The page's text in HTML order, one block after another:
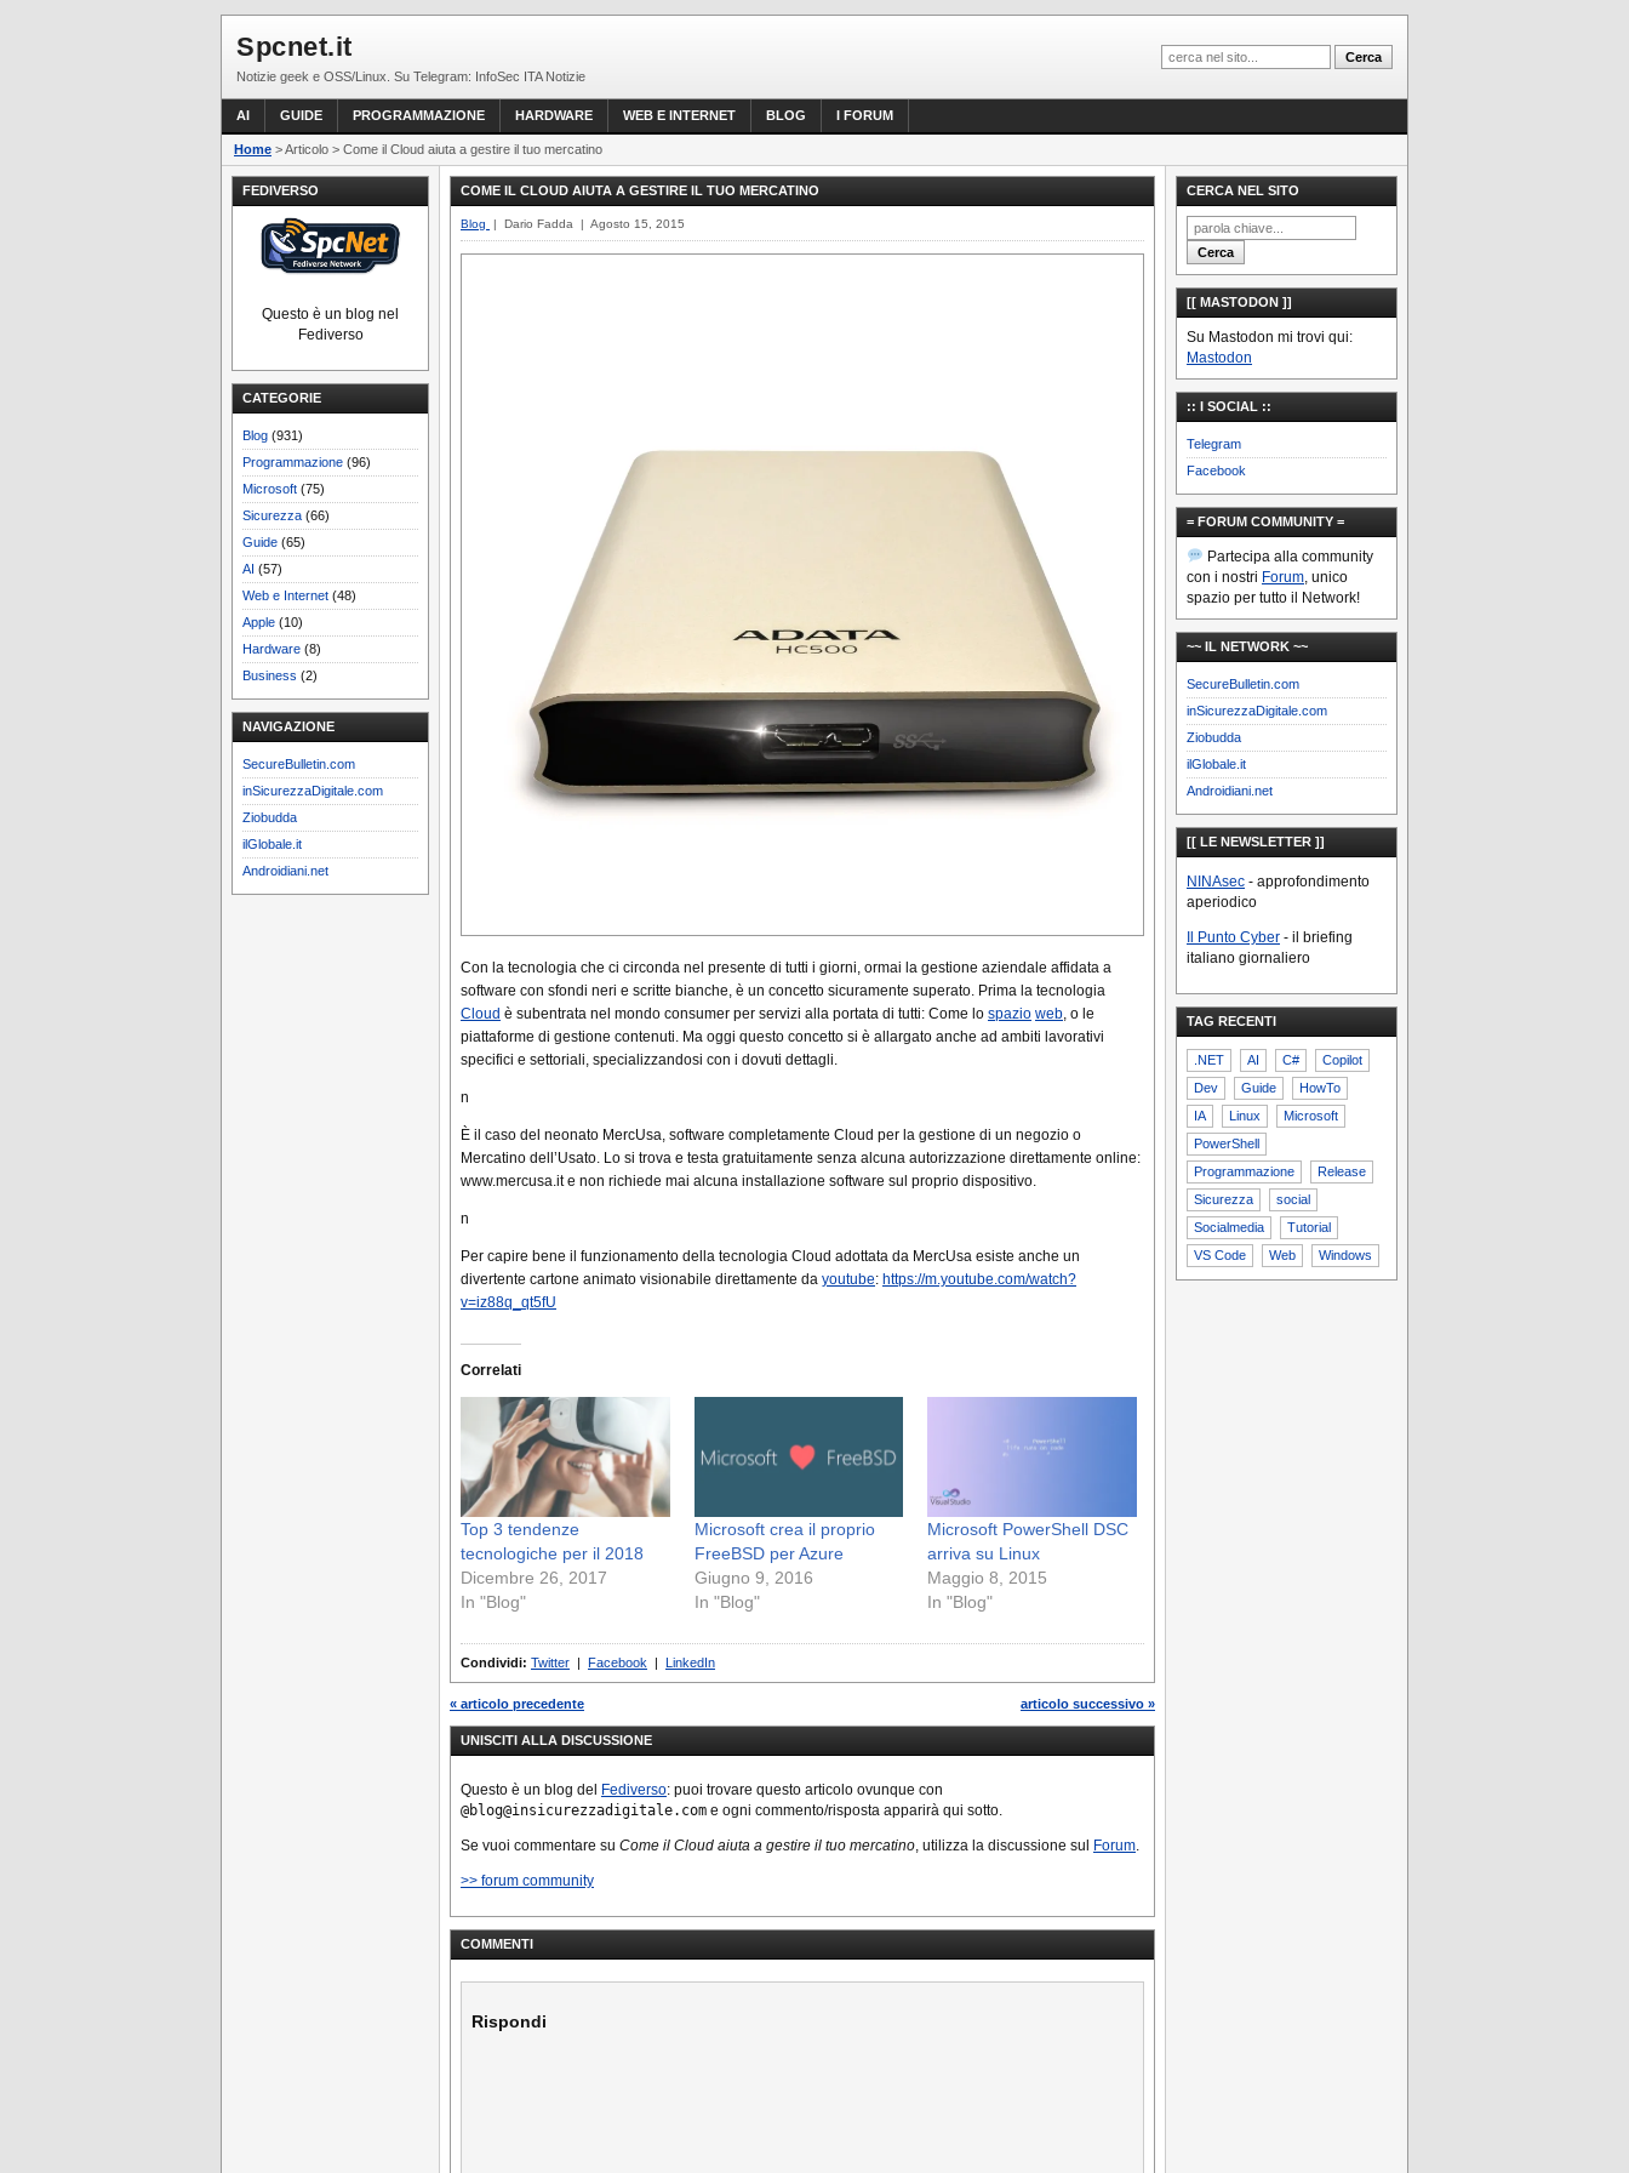
Spcnet.it
Notizie geek e OSS/Linux. Su Telegram: InfoSec ITA Notizie
AI GUIDE PROGRAMMAZIONE HARDWARE WEB E INTERNET BLOG I FORUM
Home > Articolo > Come il Cloud aiuta a gestire il tuo mercatino
FEDIVERSO
Questo è un blog nel
Fediverso
CATEGORIE
Blog (931)
Programmazione (96)
Microsoft (75)
Sicurezza (66)
Guide (65)
AI (57)
Web e Internet (48)
Apple (10)
Hardware (8)
Business (2)
NAVIGAZIONE
SecureBulletin.com
inSicurezzaDigitale.com
Ziobudda
ilGlobale.it
Androidiani.net
COME IL CLOUD AIUTA A GESTIRE IL TUO MERCATINO
Blog | Dario Fadda | Agosto 15, 2015
Con la tecnologia che ci circonda nel presente di tutti i giorni, ormai la gestione aziendale affidata a
software con sfondi neri e scritte bianche, è un concetto sicuramente superato. Prima la tecnologia
Cloud è subentrata nel mondo consumer per servizi alla portata di tutti: Come lo spazio web, o le
piattaforme di gestione contenuti. Ma oggi questo concetto si è allargato anche ad ambiti lavorativi
specifici e settoriali, specializzandosi con i dovuti dettagli.
n
È il caso del neonato MercUsa, software completamente Cloud per la gestione di un negozio o
Mercatino dell’Usato. Lo si trova e testa gratuitamente senza alcuna autorizzazione direttamente online:
www.mercusa.it e non richiede mai alcuna installazione software sul proprio dispositivo.
n
Per capire bene il funzionamento della tecnologia Cloud adottata da MercUsa esiste anche un
divertente cartone animato visionabile direttamente da youtube: https://m.youtube.com/watch?
v=iz88q_qt5fU
Correlati
Top 3 tendenze
tecnologiche per il 2018
Dicembre 26, 2017
In "Blog"
Microsoft crea il proprio
FreeBSD per Azure
Giugno 9, 2016
In "Blog"
Microsoft PowerShell DSC
arriva su Linux
Maggio 8, 2015
In "Blog"
Condividi: Twitter | Facebook | LinkedIn
« articolo precedente articolo successivo »
UNISCITI ALLA DISCUSSIONE
Questo è un blog del Fediverso: puoi trovare questo articolo ovunque con
@blog@insicurezzadigitale.com e ogni commento/risposta apparirà qui sotto.
Se vuoi commentare su Come il Cloud aiuta a gestire il tuo mercatino, utilizza la discussione sul Forum.
>> forum community
COMMENTI
Rispondi
CERCA NEL SITO
[[ MASTODON ]]
Su Mastodon mi trovi qui:
Mastodon
:: I SOCIAL ::
Telegram
Facebook
= FORUM COMMUNITY =
Partecipa alla community
con i nostri Forum, unico
spazio per tutto il Network!
~~ IL NETWORK ~~
SecureBulletin.com
inSicurezzaDigitale.com
Ziobudda
ilGlobale.it
Androidiani.net
[[ LE NEWSLETTER ]]
NINAsec - approfondimento
aperiodico
Il Punto Cyber - il briefing
italiano giornaliero
TAG RECENTI
.NET AI C#
Copilot
Dev
Guide
HowTo
IA
Linux
Microsoft
PowerShell
Programmazione
Release
Sicurezza
social
Socialmedia
Tutorial
VS Code
Web Windows